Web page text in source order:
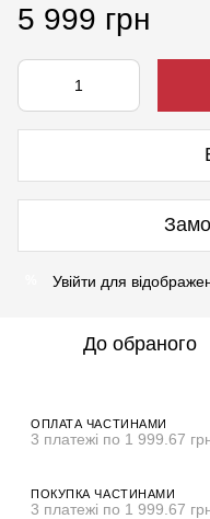
5 999 грн
Увійти для
До обраного
ОПЛАТА ЧАСТИНАМИ
3 платежі по 1 999.67
ПОКУПКА ЧАСТИНАМИ
3 платежі по 1 999.67